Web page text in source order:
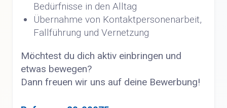
Bedürfnisse in den Alltag
Übernahme von Kontaktpersonenarbeit,
Fallführung und Vernetzung
Möchtest du dich aktiv einbringen und
etwas bewegen?
Dann freuen wir uns auf deine Bewerbung!